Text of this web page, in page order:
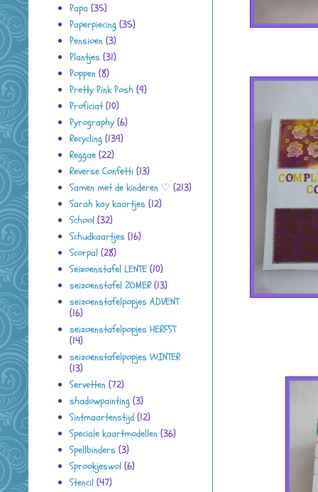
Papa (35)
Paperpiecing (35)
Pensioen (3)
Plantjes (31)
Poppen (8)
Pretty Pink Posh (9)
Proficiat (10)
Pyrography (6)
Recycling (139)
Reggae (22)
Reverse Confetti (13)
Samen met de kinderen ♡ (213)
Sarah kay kaartjes (12)
School (32)
Schudkaartjes (16)
Scorpal (28)
Seizoenstafel LENTE (10)
seizoenstafel ZOMER (13)
seizoenstafelpopjes ADVENT
(16)
seizoenstafelpopjes HERFST
(14)
seizoenstafelpopjes WINTER
(13)
Servetten (72)
shadowpainting (3)
Sintmaartenstijd (12)
Speciale kaartmodellen (36)
Spellbinders (3)
Sprookjeswol (6)
Stencil (47)